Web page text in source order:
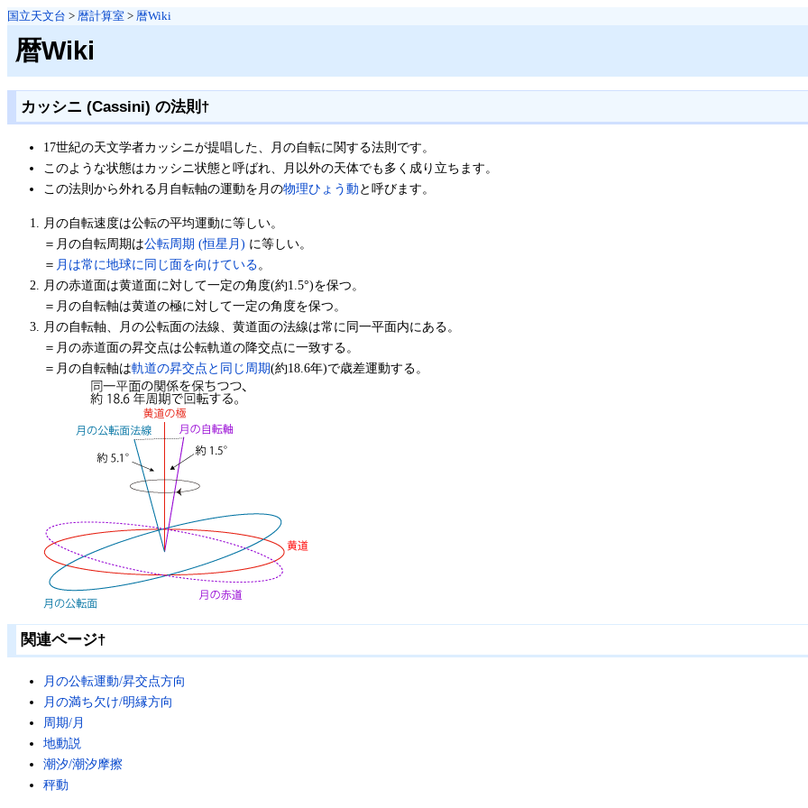
国立天文台 > 暦計算室 > 暦Wiki
暦Wiki
カッシニ (Cassini) の法則 †
17世紀の天文学者カッシニが提唱した、月の自転に関する法則です。
このような状態はカッシニ状態と呼ばれ、月以外の天体でも多く成り立ちます。
この法則から外れる月自転軸の運動を月の物理ひょう動と呼びます。
月の自転速度は公転の平均運動に等しい。
＝月の自転周期は公転周期 (恒星月) に等しい。
＝ 月は常に地球に同じ面を向けている。
月の赤道面は黄道面に対して一定の角度(約1.5°)を保つ。
＝月の自転軸は黄道の極に対して一定の角度を保つ。
月の自転軸、月の公転面の法線、黄道面の法線は常に同一平面内にある。
＝月の赤道面の昇交点は公転軌道の降交点に一致する。
＝月の自転軸は軌道の昇交点と同じ周期(約18.6年)で歳差運動する。
関連ページ†
月の公転運動/昇交点方向
月の満ち欠け/明縁方向
周期/月
地動説
潮汐/潮汐摩擦
秤動